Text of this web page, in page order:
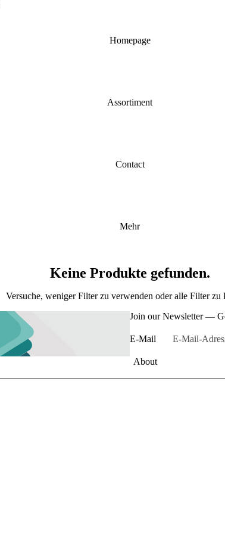
Homepage
Assortiment
Contact
Mehr
Keine Produkte gefunden.
Versuche, weniger Filter zu verwenden oderalle Filter zu
Join our Newsletter —
E-Mail
About